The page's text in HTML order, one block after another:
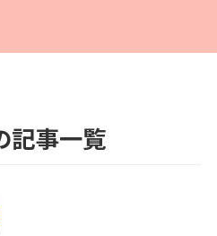
記事一覧